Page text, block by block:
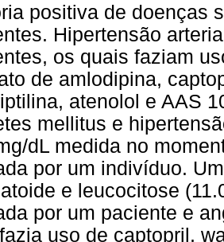
positiva de doenças
Hipertensão
os quais faziam
de amlodipina,
atenolol e AAS
mellitus e
dL medida no
por um indivíduo.
e leucocitose
por um paciente e
uso de captopril,